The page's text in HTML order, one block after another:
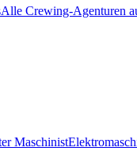
Alle Crewing-Agenturen
Maschinist